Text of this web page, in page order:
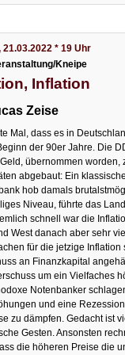
21.03.2022 * 19 Uhr
Kneipe
Inflation
Zeise
Mal, dass es in
der 90er Jahre. Die
übernommen
abgebaut: Ein
hob damals
Niveau, führte das
schnell war die
West danach aber sehr
für die jetzige
an Finanzkapital
um ein Vielfaches
Notenbanker
und eine
zu dämpfen. Gedacht ist
Gesten. Ansonsten
die höheren Preise die